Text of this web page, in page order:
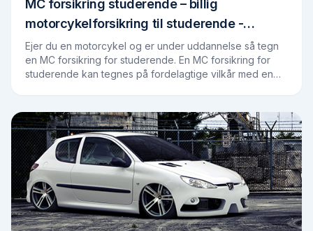
MC forsikring studerende – billig
motorcykelforsikring til studerende -
Findforsikring.dk
Ejer du en motorcykel og er under uddannelse så tegn
en MC forsikring for studerende. En MC forsikring for
studerende kan tegnes på fordelagtige vilkår med en